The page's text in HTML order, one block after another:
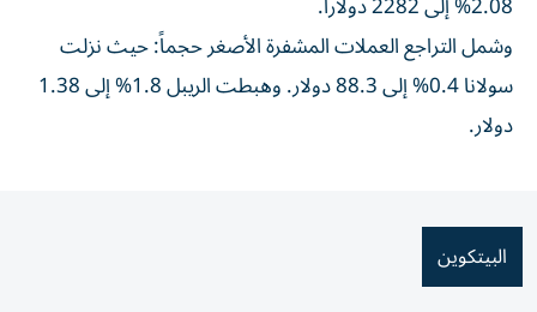
وشمل التراجع العملات المشفرة الأصغر حجماً: حيث نزلت
سولانا 0.4% إلى 88.3 دولار. وهبطت الريبل 1.8% إلى 1.38
دولار.
البيتكوين